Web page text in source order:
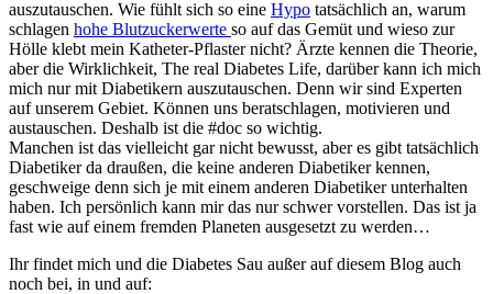
auszutauschen. Wie fühlt sich so eine Hypo tatsächlich an, warum
schlagen hohe Blutzuckerwerte so auf das Gemüt und wieso zur
Hölle klebt mein Katheter-Pflaster nicht? Ärzte kennen die Theorie,
aber die Wirklichkeit, The real Diabetes Life, darüber kann ich mich
mich nur mit Diabetikern auszutauschen. Denn wir sind Experten
auf unserem Gebiet. Können uns beratschlagen, motivieren und
austauschen. Deshalb ist die #doc so wichtig.
Manchen ist das vielleicht gar nicht bewusst, aber es gibt tatsächlich
Diabetiker da draußen, die keine anderen Diabetiker kennen,
geschweige denn sich je mit einem anderen Diabetiker unterhalten
haben. Ich persönlich kann mir das nur schwer vorstellen. Das ist ja
fast wie auf einem fremden Planeten ausgesetzt zu werden…
Ihr findet mich und die Diabetes Sau außer auf diesem Blog auch
noch bei, in und auf: